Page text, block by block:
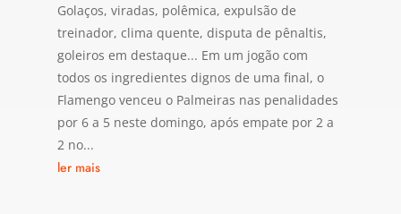
Golaços, viradas, polêmica, expulsão de
treinador, clima quente, disputa de pênaltis,
goleiros em destaque... Em um jogão com
todos os ingredientes dignos de uma final, o
Flamengo venceu o Palmeiras nas penalidades
por 6 a 5 neste domingo, após empate por 2 a
2 no...
ler mais